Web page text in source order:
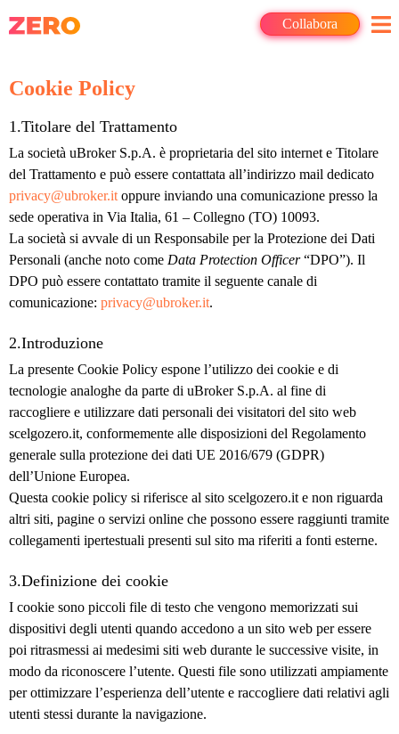
Collabora
Cookie Policy
1.Titolare del Trattamento
La società uBroker S.p.A. è proprietaria del sito internet e Titolare
del Trattamento e può essere contattata all’indirizzo mail dedicato
privacy@ubroker.it oppure inviando una comunicazione presso la
sede operativa in Via Italia, 61 – Collegno (TO) 10093.
La società si avvale di un Responsabile per la Protezione dei Dati
Personali (anche noto come Data Protection Officer“DPO”). Il
DPO può essere contattato tramite il seguente canale di
comunicazione: privacy@ubroker.it.
2.Introduzione
La presente Cookie Policy espone l’utilizzo dei cookie e di
tecnologie analoghe da parte di uBroker S.p.A. al fine di
raccogliere e utilizzare dati personali dei visitatori del sito web
scelgozero.it, conformemente alle disposizioni del Regolamento
generale sulla protezione dei dati UE 2016/679 (GDPR)
dell’Unione Europea.
Questa cookie policy si riferisce al sito scelgozero.it e non riguarda
altri siti, pagine o servizi online che possono essere raggiunti tramite
collegamenti ipertestuali presenti sul sito ma riferiti a fonti esterne.
3.Definizione dei cookie
I cookie sono piccoli file di testo che vengono memorizzati sui
dispositivi degli utenti quando accedono a un sito web per essere
poi ritrasmessi ai medesimi siti web durante le successive visite, in
modo da riconoscere l’utente. Questi file sono utilizzati ampiamente
per ottimizzare l’esperienza dell’utente e raccogliere dati relativi agli
utenti stessi durante la navigazione.